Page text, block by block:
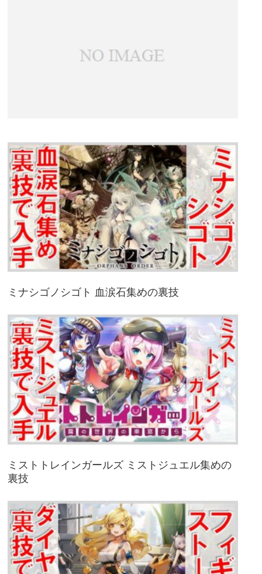
ミナシゴノシゴト 血涙石集めの裏技
ミストトレインガールズ ミストジュエル集めの
裏技